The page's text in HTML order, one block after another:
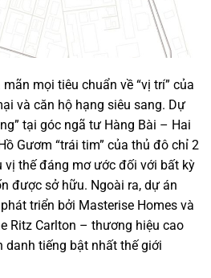
mọi tiêu chuẩn về “vị trí” của
và căn hộ hạng siêu sang. Dự
tại góc ngã tư Hàng Bài – Hai
Gươm “trái tim” của thủ đô chỉ 2
vị thế đáng mơ ước đối với bất kỳ
được sở hữu. Ngoài ra, dự án
triển bởi Masterise Homes và
Ritz Carlton – thương hiệu cao
tiếng bật nhất thế giới